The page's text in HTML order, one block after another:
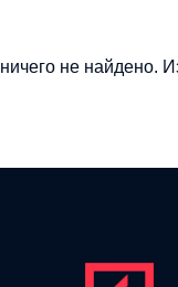
не найдено.